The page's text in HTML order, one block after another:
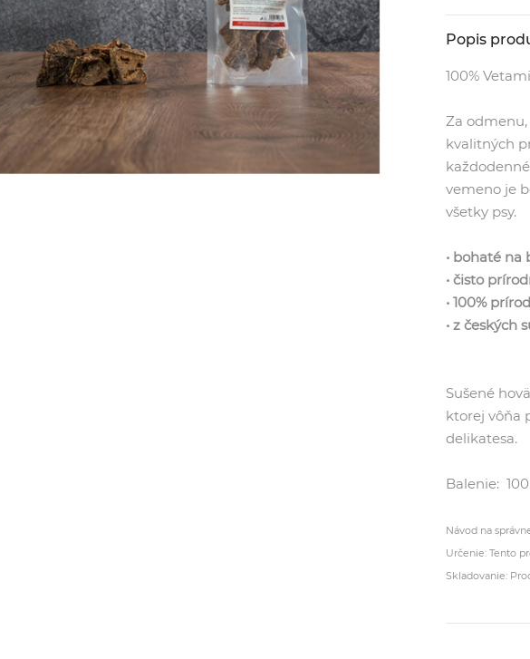
Popis
100%
Za
kvalitných
vemeno je
všetky psy.
• bohaté na
• čisto
• 100%
• z českých
Sušené
ktorej vôňa
delikatesa.
Balenie:
Návod na
Určenie: Tento
Skladovanie: